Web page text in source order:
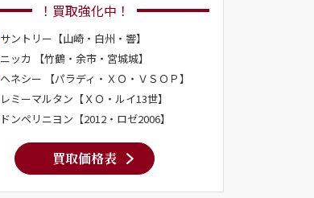
！買取強化中！
サントリー【山崎・白州・響】
ニッカ 【竹鶴・余市・宮城城】
ヘネシー 【パラディ・ＸＯ・ＶＳＯＰ】
レミーマルタン【ＸＯ・ルイ13世】
ドンペリニヨン【2012・ロゼ2006】
買取価格表